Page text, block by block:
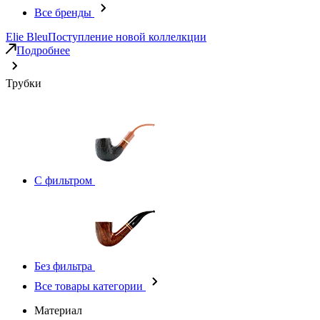
Все бренды
Elie BleuПоступление новой коллелкции
Подробнее
Трубки
С фильтром
Без фильтра
Все товары категории
Материал